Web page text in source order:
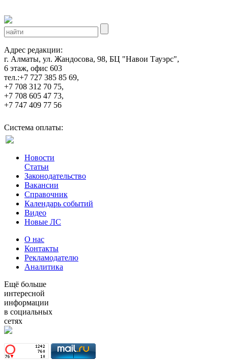
Адрес редакции:
г. Алматы, ул. Жандосова, 98, БЦ "Навои Тауэрс",
6 этаж, офис 603
тел.:+7 727 385 85 69,
+7 708 312 70 75,
+7 708 605 47 73,
+7 747 409 77 56
Система оплаты:
Новости
Статьи
Законодательство
Вакансии
Справочник
Календарь событий
Видео
Новые ЛС
О нас
Контакты
Рекламодателю
Аналитика
Ещё больше
интересной
информации
в социальных
сетях